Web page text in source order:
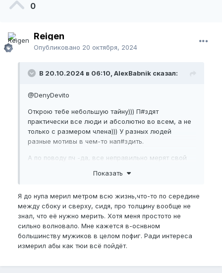
0
Reigen
Опубликовано 20 октября, 2024
В 20.10.2024 в 06:10, AlexBabnik сказал:
@DenyDevito
Открою тебе небольшую тайну))) П#здят
практически все люди и абсолютно во всем, а не
только с размером члена))) У разных людей
разные мотивы в чем-то нап#здить.
А по поводу пч -да, все неправильно мерят свой
ото лба)) Причем многие мерят длину мягким
Это мы, нуперы, умеем правильно измерения
делать.
Показать
Я до нупа мерил метром всю жизнь,что-то по середине
между сбоку и сверху, сидя, про толщину вообще не
знал, что её нужно мерить. Хотя меня простото не
сильно волновало. Мне кажется в-оснвном
большинству мужиков в целом пофиг. Ради интереса
измерил абы как тюи всё пойдёт.